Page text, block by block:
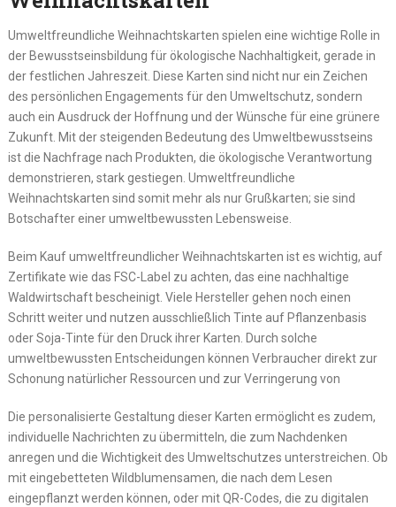
Umweltfreundliche Weihnachtskarten spielen eine wichtige Rolle in
der Bewusstseinsbildung für ökologische Nachhaltigkeit, gerade in
der festlichen Jahreszeit. Diese Karten sind nicht nur ein Zeichen
des persönlichen Engagements für den Umweltschutz, sondern
auch ein Ausdruck der Hoffnung und der Wünsche für eine grünere
Zukunft. Mit der steigenden Bedeutung des Umweltbewusstseins
ist die Nachfrage nach Produkten, die ökologische Verantwortung
demonstrieren, stark gestiegen. Umweltfreundliche
Weihnachtskarten sind somit mehr als nur Grußkarten; sie sind
Botschafter einer umweltbewussten Lebensweise.
Beim Kauf umweltfreundlicher Weihnachtskarten ist es wichtig, auf
Zertifikate wie das FSC-Label zu achten, das eine nachhaltige
Waldwirtschaft bescheinigt. Viele Hersteller gehen noch einen
Schritt weiter und nutzen ausschließlich Tinte auf Pflanzenbasis
oder Soja-Tinte für den Druck ihrer Karten. Durch solche
umweltbewussten Entscheidungen können Verbraucher direkt zur
Schonung natürlicher Ressourcen und zur Verringerung von
Die personalisierte Gestaltung dieser Karten ermöglicht es zudem,
individuelle Nachrichten zu übermitteln, die zum Nachdenken
anregen und die Wichtigkeit des Umweltschutzes unterstreichen. Ob
mit eingebetteten Wildblumensamen, die nach dem Lesen
eingepflanzt werden können, oder mit QR-Codes, die zu digitalen